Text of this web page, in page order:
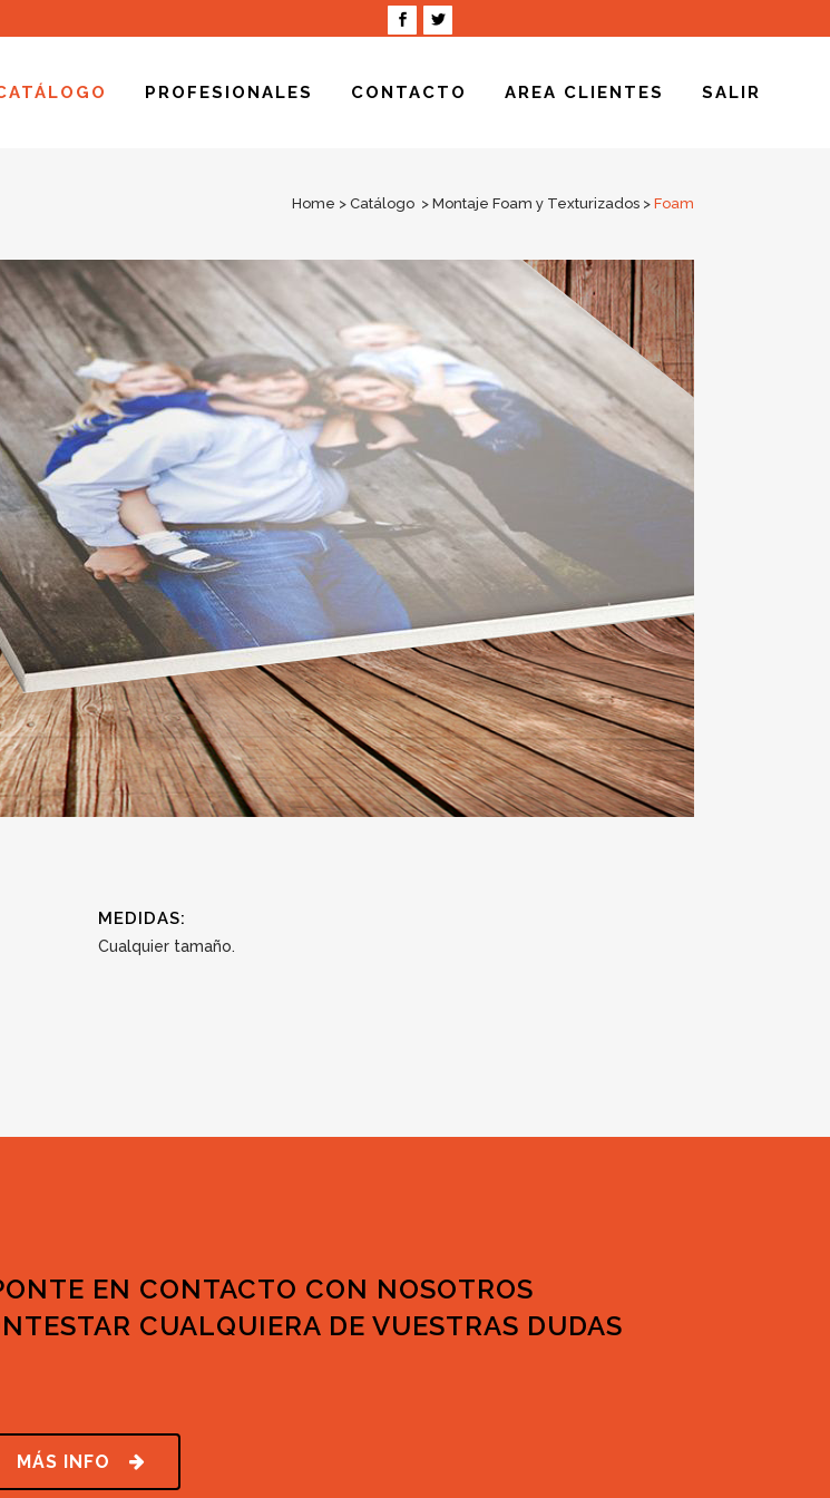
PROFESIONALES CONTACTO AREA CLIENTES SALIR
Home > Catálogo > Montaje Foam y Texturizados > Foam
MEDIDAS:
Cualquier tamaño.
EN CONTACTO CON NOSOTROS
CUALQUIERA DE VUESTRAS DUDAS
MÁS INFO